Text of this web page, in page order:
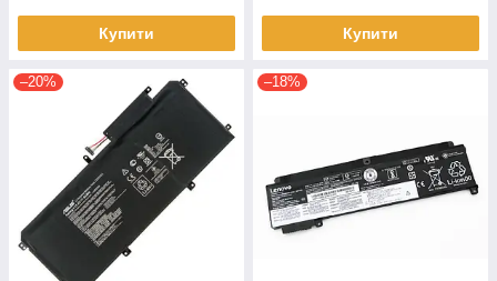
Купити Купити
–20% –18%